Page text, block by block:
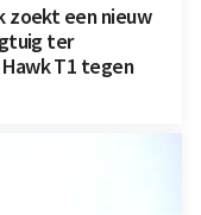
zoekt een nieuw
ter
T1 tegen